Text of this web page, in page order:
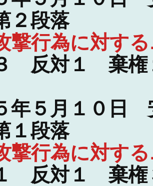
２段落
撃行為に対す
反対１ 棄権
年５月１０日
１段落
撃行為に対す
反対１ 棄権